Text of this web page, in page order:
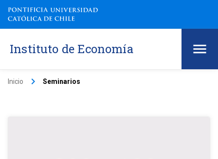
Instituto de Economía
Inicio keyboard_arrow_right Seminarios